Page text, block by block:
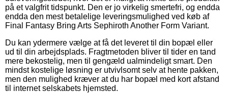
på et valgfrit tidspunkt. Den er jo virkelig smertefri, og endda
endda den mest betalelige leveringsmulighed ved køb af
Final Fantasy Bring Arts Sephiroth Another Form Variant.
Du kan ydermere vælge at få det leveret til din bopæl eller
ud til din arbejdsplads. Fragtmetoden bliver til tider en tand
mere bekostelig, men til gengæld ualmindeligt smart. Den
mindst kostelige løsning er utvivlsomt selv at hente pakken,
men den mulighed kræver at du har bopæl med kort afstand
til internet selskabets hjemsted.